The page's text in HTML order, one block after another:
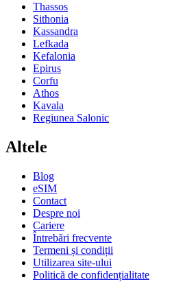
Thassos
Sithonia
Kassandra
Lefkada
Kefalonia
Epirus
Corfu
Athos
Kavala
Regiunea Salonic
Altele
Blog
eSIM
Contact
Despre noi
Cariere
Întrebări frecvente
Termeni și condiții
Utilizarea site-ului
Politică de confidențialitate